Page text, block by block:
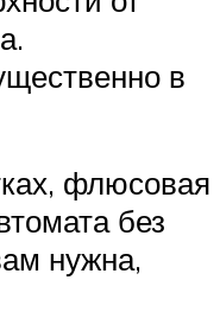
в
флюсовая
без
нужна,